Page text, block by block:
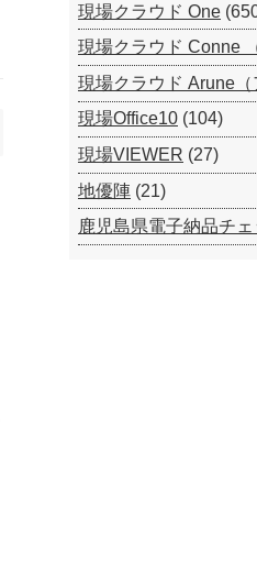
現場クラウド One
現場クラウド Conne
現場クラウド Arune（
現場Office10 (104)
現場VIEWER (27)
地優陣 (21)
鹿児島県電子納品チェ